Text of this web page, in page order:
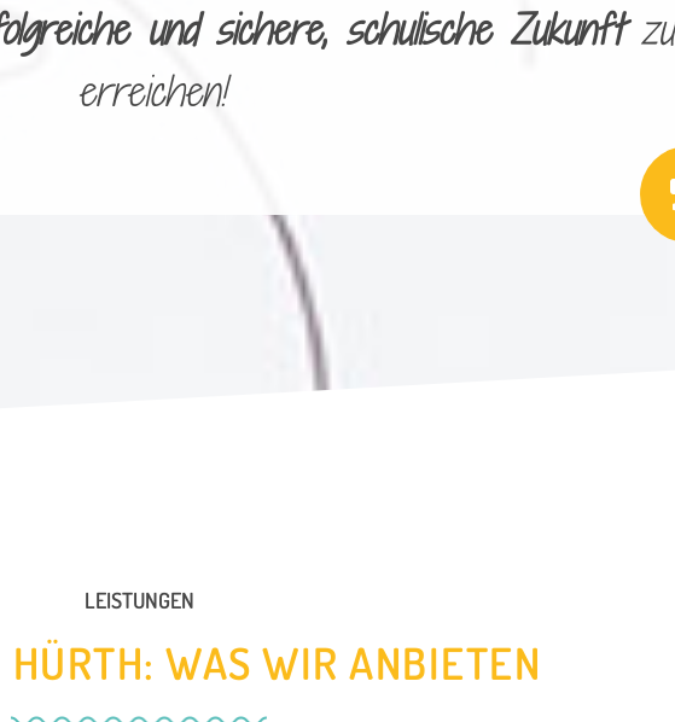
und sichere, schulische Zukunftzu
erreichen!
LEISTUNGEN
WAS WIR ANBIETEN